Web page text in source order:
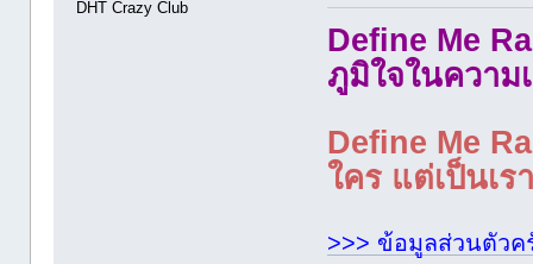
DHT Crazy Club
Define Me
ภูมิใจในความ
Define Me
ใคร แต่เป็นเ
>>> ข้อมูลส่วนตัวค